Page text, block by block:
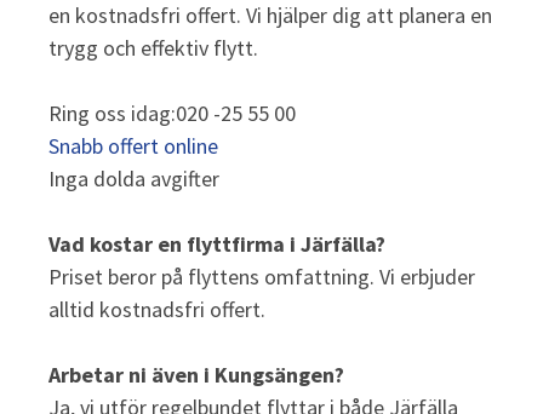
en kostnadsfri offert. Vi hjälper dig att planera en
trygg och effektiv flytt.
Ring oss idag:020 -25 55 00
Snabb offert online
Inga dolda avgifter
Vad kostar en flyttfirma i Järfälla?
Priset beror på flyttens omfattning. Vi erbjuder
alltid kostnadsfri offert.
Arbetar ni även i Kungsängen?
Ja, vi utför regelbundet flyttar i både Järfälla